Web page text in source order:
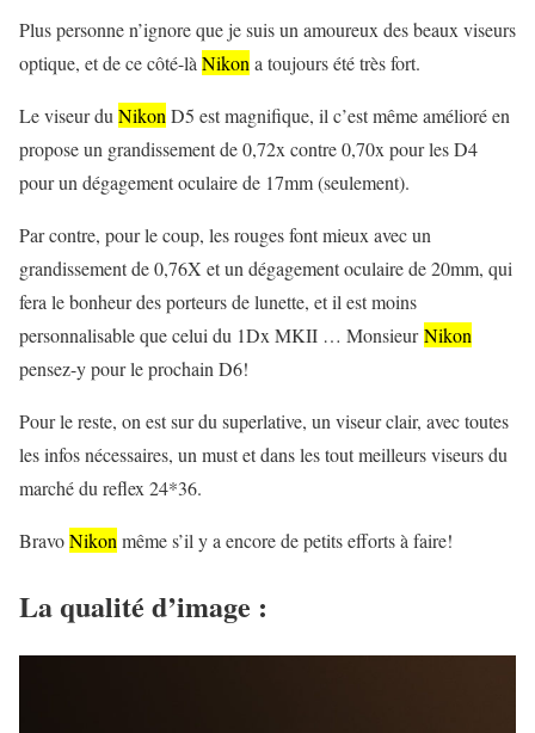
Plus personne n’ignore que je suis un amoureux des beaux viseurs
optique, et de ce côté-là Nikon a toujours été très fort.
Le viseur du Nikon D5 est magnifique, il c’est même amélioré en
propose un grandissement de 0,72x contre 0,70x pour les D4
pour un dégagement oculaire de 17mm (seulement).
Par contre, pour le coup, les rouges font mieux avec un
grandissement de 0,76X et un dégagement oculaire de 20mm, qui
fera le bonheur des porteurs de lunette, et il est moins
personnalisable que celui du 1Dx MKII … MonsieurNikon
pensez-y pour le prochain D6!
Pour le reste, on est sur du superlative, un viseur clair, avec toutes
les infos nécessaires, un must et dans les tout meilleurs viseurs du
marché du reflex 24*36.
BravoNikon même s’il y a encore de petits efforts à faire!
La qualité d’image :